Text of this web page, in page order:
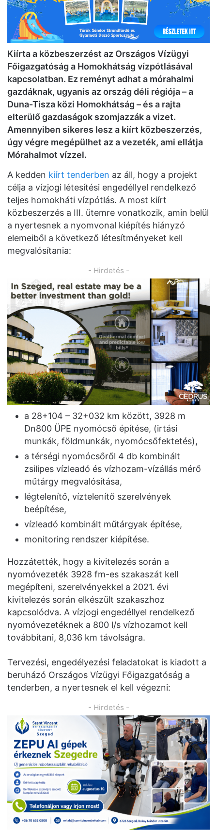
Kiírta a közbeszerzést az Országos Vízügyi
Főigazgatóság a Homokhátság vízpótlásával
kapcsolatban. Ez reményt adhat a mórahalmi
gazdáknak, ugyanis az ország déli régiója – a
Duna-Tisza közi Homokhátság – és a rajta
elterülő gazdaságok szomjazzák a vizet.
Amennyiben sikeres lesz a kiírt közbeszerzés,
úgy végre megépülhet az a vezeték, ami ellátja
Mórahalmot vízzel.
A kedden kiírt tenderben az áll, hogy a projekt
célja a vízjogi létesítési engedéllyel rendelkező
teljes homokháti vízpótlás. A most kiírt
közbeszerzés a III. ütemre vonatkozik, amin belül
a nyertesnek a nyomvonal kiépítés hiányzó
elemeiből a következő létesítményeket kell
megvalósítania:
- Hirdetés -
a 28+104 – 32+032 km között, 3928 m
Dn800 ÜPE nyomócső építése, (irtási
munkák, földmunkák, nyomócsőfektetés),
a térségi nyomócsőről 4 db kombinált
zsilipes vízleadó és vízhozam-vízállás mérő
műtárgy megvalósítása,
légtelenítő, víztelenítő szerelvények
beépítése,
vízleadó kombinált műtárgyak építése,
monitoring rendszer kiépítése.
Hozzátették, hogy a kivitelezés során a
nyomóvezeték 3928 fm-es szakaszát kell
megépíteni, szerelvényekkel a 2021. évi
kivitelezés során elkészült szakaszhoz
kapcsolódva. A vízjogi engedéllyel rendelkező
nyomóvezetéknek a 800 l/s vízhozamot kell
továbbítani, 8,036 km távolságra.
Tervezési, engedélyezési feladatokat is kiadott a
beruházó Országos Vízügyi Főigazgatóság a
tenderben, a nyertesnek el kell végezni:
- Hirdetés -